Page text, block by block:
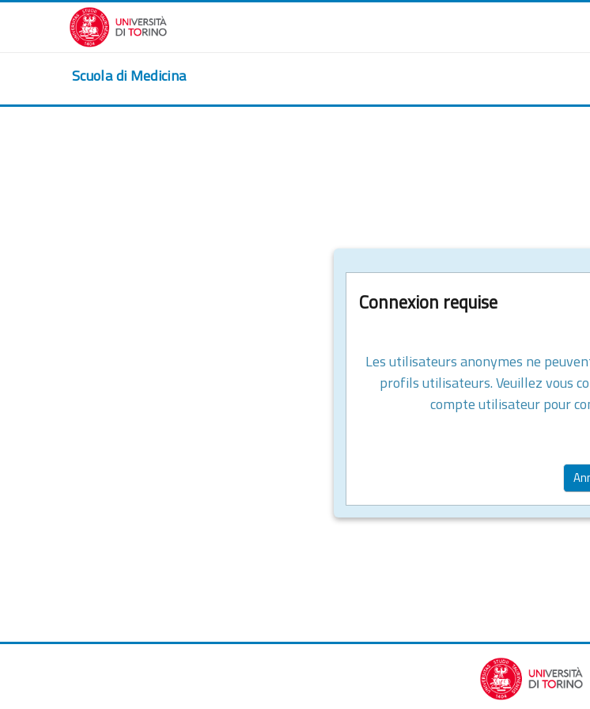
Passer au contenu principal
Scuola di Medicina
Connexion requise
Les utilisateurs anonymes ne
profils utilisateurs. Veuillez vous
compte utilisateur pour